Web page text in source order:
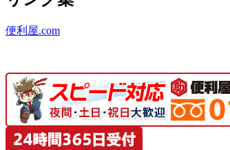
便利屋.com